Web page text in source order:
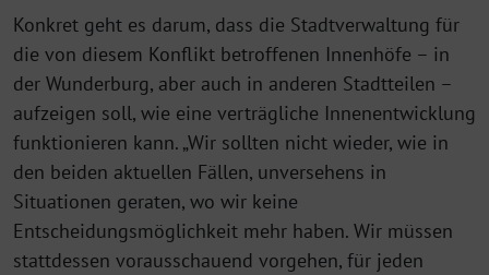
Konkret geht es darum, dass die Stadtverwaltung für
die von diesem Konflikt betroffenen Innenhöfe – in
der Wunderburg, aber auch in anderen Stadtteilen –
aufzeigen soll, wie eine verträgliche Innenentwicklung
funktionieren kann. „Wir sollten nicht wieder, wie in
den beiden aktuellen Fällen, unversehens in
Situationen geraten, wo wir keine
Entscheidungsmöglichkeit mehr haben. Wir müssen
stattdessen vorausschauend vorgehen, für jeden